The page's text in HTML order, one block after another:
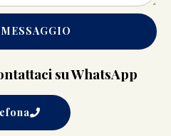
su WhatsApp